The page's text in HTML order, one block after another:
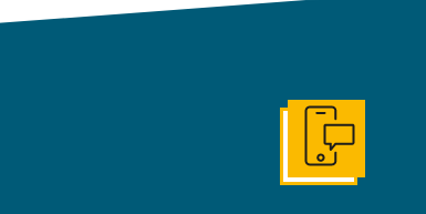
Kontaktieren Sie